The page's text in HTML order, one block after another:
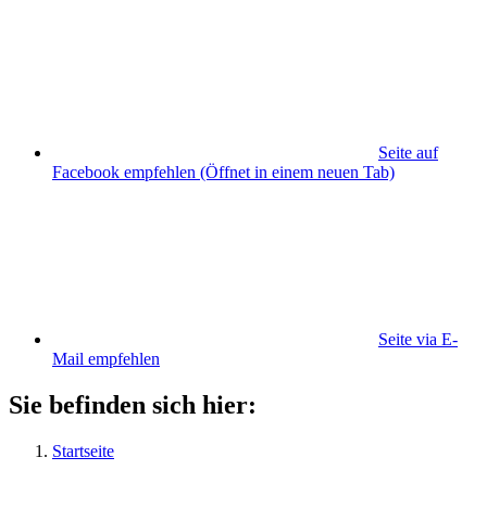
Seite auf
Facebook empfehlen (Öffnet in einem neuen Tab)
Seite via E-
Mail empfehlen
Sie befinden sich hier:
Startseite